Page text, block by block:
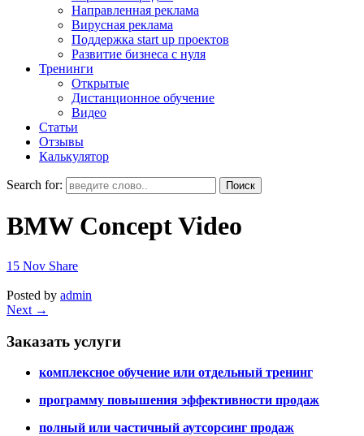
Направленная реклама
Вирусная реклама
Поддержка start up проектов
Развитие бизнеса с нуля
Тренинги
Открытые
Дистанционное обучение
Видео
Статьи
Отзывы
Калькулятор
Search for:
BMW Concept Video
15 Nov Share
Posted by admin
Next →
Заказать услуги
комплексное обучение или отдельный тренинг
программу повышения эффективности продаж
полный или частичный аутсорсинг продаж